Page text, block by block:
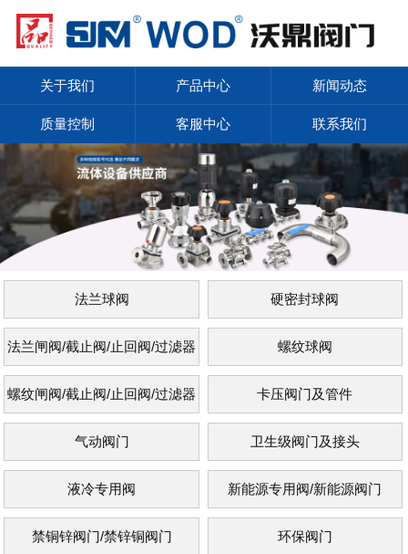
关于我们 产品中心 新闻动态
质量控制 客服中心 联系我们
法兰球阀 硬密封球阀
法兰闸阀/截止阀/止回阀/过滤器 螺纹球阀
螺纹闸阀/截止阀/止回阀/过滤器 卡压阀门及管件
气动阀门 卫生级阀门及接头
液冷专用阀 新能源专用阀/新能源阀门
禁铜锌阀门/禁锌铜阀门 环保阀门